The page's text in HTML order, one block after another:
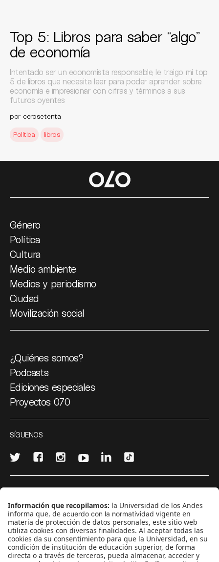
Top 5: Libros para saber “algo”
de economía
Intentado ser un economista responsable, le traigo mi top
5 de libros que necesita leer para poder aprender sobre
economía e impresionar con cifras y términos a sus
futuros oyentes
por cerosetenta
Política libros
Género
Política
Cultura
Medio ambiente
Medios y periodismo
Ciudad
Movilización social
¿Quiénes somos?
Podcasts
Ediciones especiales
Proyectos 070
SÍGUENOS
CONTÁCTANOS
cerosetenta@uniandes.edu.co
BOGOTÁ, COLOMBIA